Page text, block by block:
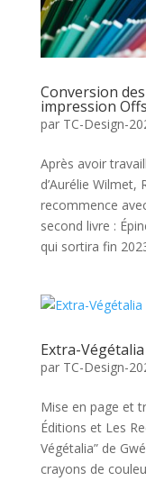
Conversion
impression
par TC-Design-
Après avoir
d’Aurélie
recommence
second livre :
qui sortira fin
Extra-
par TC-Design-
Mise en page et
Éditions et Les
Végétalia” de
crayons de